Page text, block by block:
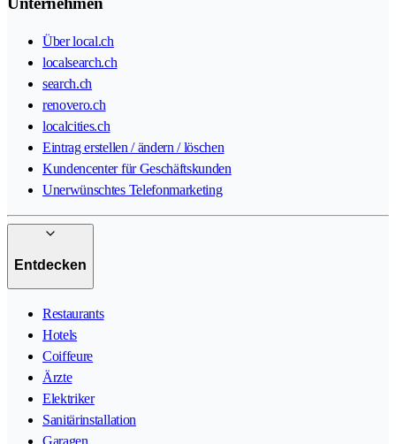
Über local.ch
localsearch.ch
search.ch
renovero.ch
localcities.ch
Eintrag erstellen / ändern / löschen
Kundencenter für Geschäftskunden
Unerwünschtes Telefonmarketing
Entdecken
Restaurants
Hotels
Coiffeure
Ärzte
Elektriker
Sanitärinstallation